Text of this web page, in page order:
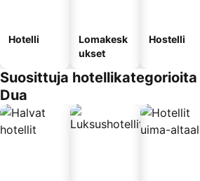
Hotelli
Lomakesk
ukset
Hostelli
Suosittuja hotellikategorioita
Dua